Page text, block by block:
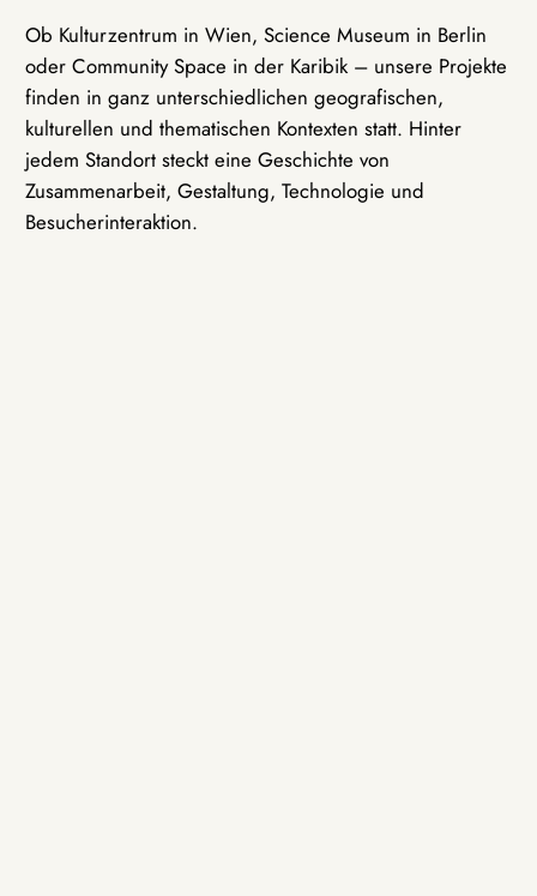
Ob Kulturzentrum in Wien, Science Museum in Berlin
oder Community Space in der Karibik – unsere Projekte
finden in ganz unterschiedlichen geografischen,
kulturellen und thematischen Kontexten statt. Hinter
jedem Standort steckt eine Geschichte von
Zusammenarbeit, Gestaltung, Technologie und
Besucherinteraktion.